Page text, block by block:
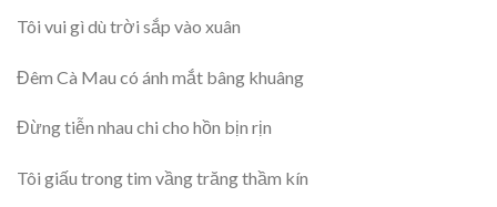
Tôi vui gì dù trời sắp vào xuân
Đêm Cà Mau có ánh mắt bâng khuâng
Đừng tiễn nhau chi cho hồn bịn rịn
Tôi giấu trong tim vầng trăng thầm kín